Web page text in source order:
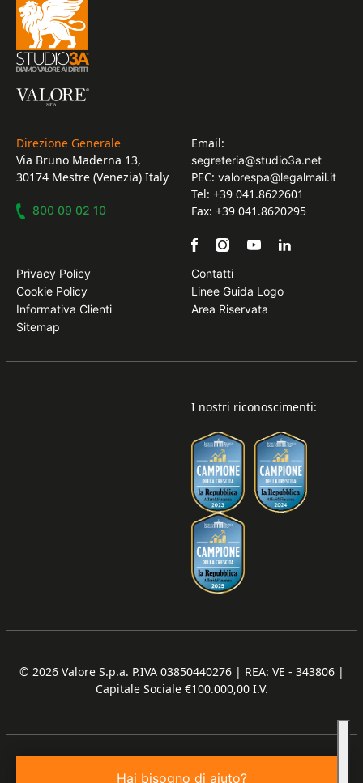
Hai bisogno di aiuto?
Direzione Generale
Via Bruno Maderna 13,
30174 Mestre (Venezia) Italy
800 09 02 10
Email:
segreteria@studio3a.net
PEC: valorespa@legalmail.it
Tel: +39 041.8622601
Fax: +39 041.8620295
Privacy Policy
Cookie Policy
Informativa Clienti
Sitemap
Contatti
Linee Guida Logo
Area Riservata
I nostri riconoscimenti:
© 2026 Valore S.p.a. P.IVA 03850440276 | REA: VE - 343806 |
Capitale Sociale €100.000,00 I.V.